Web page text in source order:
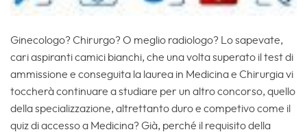
Ginecologo? Chirurgo? O meglio radiologo? Lo sapevate,
cari aspiranti camici bianchi, che una volta superato il test di
ammissione e conseguita la laurea in Medicina e Chirurgia vi
toccherà continuare a studiare per un altro concorso, quello
della specializzazione, altrettanto duro e competivo come il
quiz di accesso a Medicina? Già, perché il requisito della